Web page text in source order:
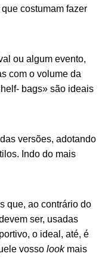
costumam fazer
ou algum evento,
com o volume da
bags» são ideais
versões, adotando
Indo do mais
que, ao contrário do
ser, usadas
o ideal, até, é
vosso look mais